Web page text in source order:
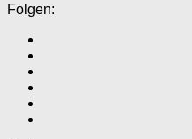
Folgen: